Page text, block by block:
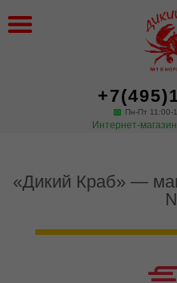
Пн-Пт 11:00-
Интернет-
«Дикий Краб» —